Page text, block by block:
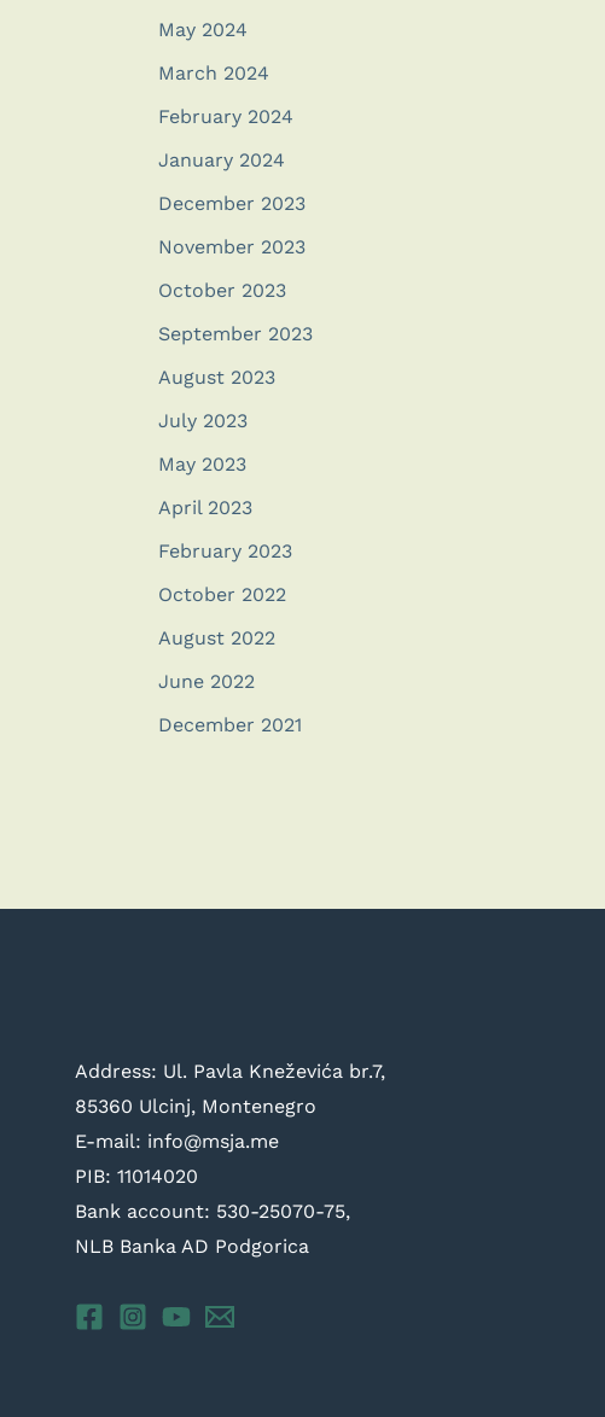
May 2024
March 2024
February 2024
January 2024
December 2023
November 2023
October 2023
September 2023
August 2023
July 2023
May 2023
April 2023
February 2023
October 2022
August 2022
June 2022
December 2021
Address: Ul. Pavla Kneževića br.7,
85360 Ulcinj, Montenegro
E-mail: info@msja.me
PIB: 11014020
Bank account: 530-25070-75,
NLB Banka AD Podgorica